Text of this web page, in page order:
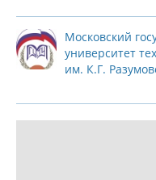
Московский
университет
им. К.Г.